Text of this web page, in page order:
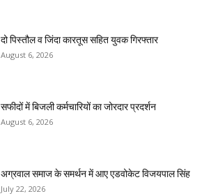
दो पिस्तौल व जिंदा कारतूस सहित युवक गिरफ्तार
August 6, 2026
सफीदों में बिजली कर्मचारियों का जोरदार प्रदर्शन
August 6, 2026
अग्रवाल समाज के समर्थन में आए एडवोकेट विजयपाल सिंह
July 22, 2026